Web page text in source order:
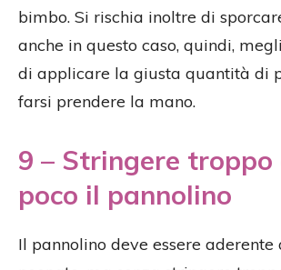
bimbo. Si rischia inoltre di
anche in questo caso, quindi,
di applicare la giusta quantità di
farsi prendere la mano.
9 – Stringere
poco il pannolino
Il pannolino deve essere aderente